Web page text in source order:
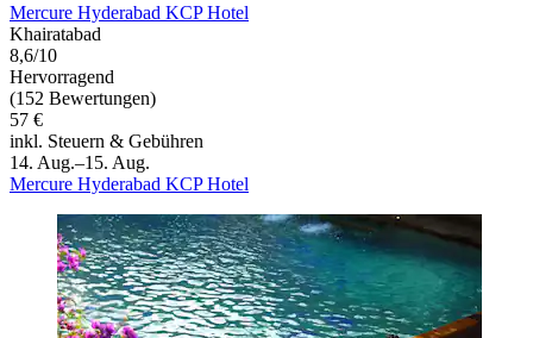
Mercure Hyderabad KCP Hotel
Khairatabad
8,6/10
Hervorragend
(152 Bewertungen)
57 €
inkl. Steuern & Gebühren
14. Aug.–15. Aug.
Mercure Hyderabad KCP Hotel